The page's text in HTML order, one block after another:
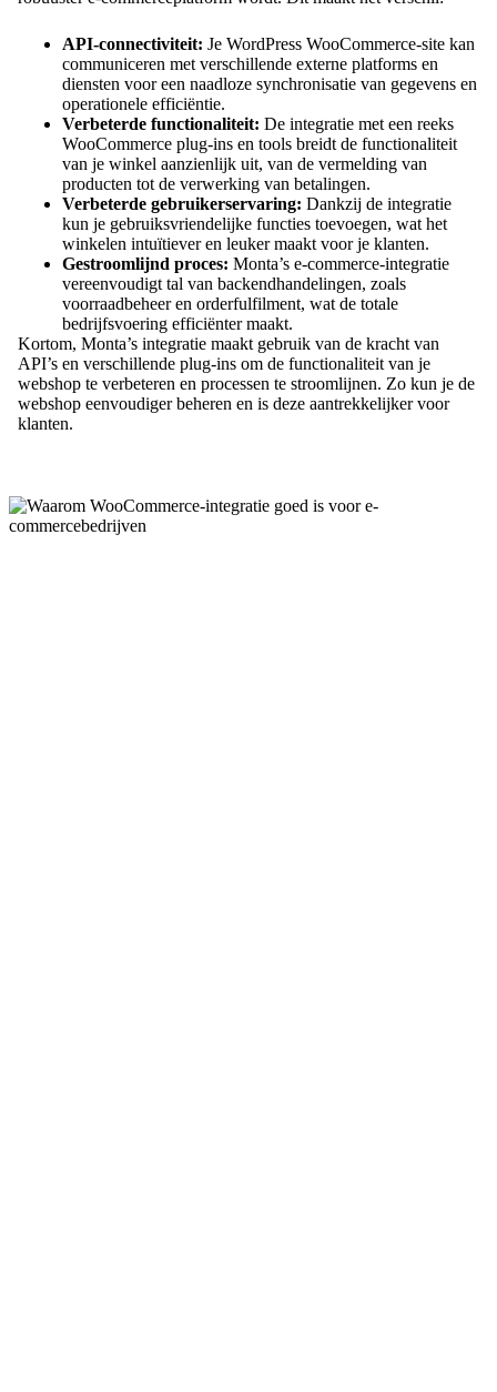
API-connectiviteit: Je WordPress WooCommerce-site kan
communiceren met verschillende externe platforms en
diensten voor een naadloze synchronisatie van gegevens en
operationele efficiëntie.
Verbeterde functionaliteit: De integratie met een reeks
WooCommerce plug-ins en tools breidt de functionaliteit
van je winkel aanzienlijk uit, van de vermelding van
producten tot de verwerking van betalingen.
Verbeterde gebruikerservaring: Dankzij de integratie
kun je gebruiksvriendelijke functies toevoegen, wat het
winkelen intuïtiever en leuker maakt voor je klanten.
Gestroomlijnd proces: Monta’s e-commerce-integratie
vereenvoudigt tal van backendhandelingen, zoals
voorraadbeheer en orderfulfilment, wat de totale
bedrijfsvoering efficiënter maakt.
Kortom, Monta’s integratie maakt gebruik van de kracht van
API’s en verschillende plug-ins om de functionaliteit van je
webshop te verbeteren en processen te stroomlijnen. Zo kun je de
webshop eenvoudiger beheren en is deze aantrekkelijker voor
klanten.